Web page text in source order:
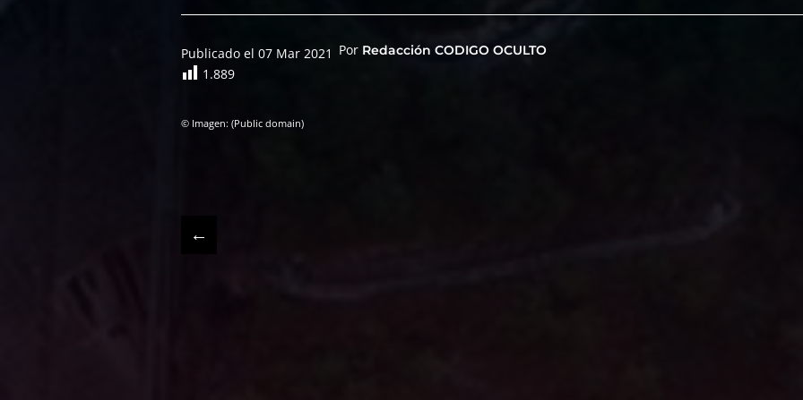
Publicado el 07 Mar 2021 Por Redacción CODIGO OCULTO
1.889
© Imagen: (Public domain)
←